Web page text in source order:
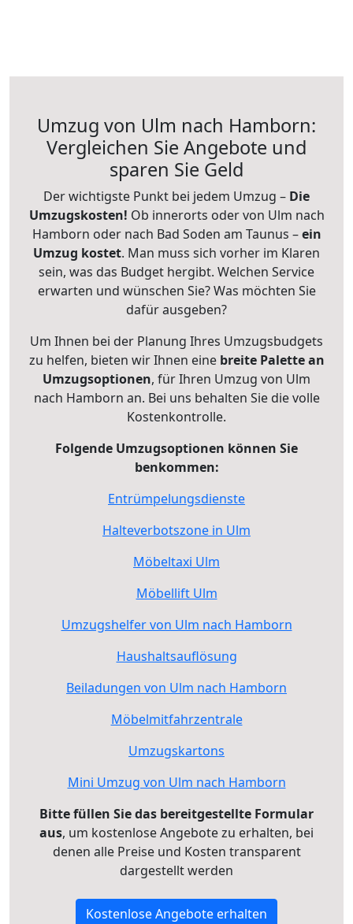
Umzug von Ulm nach Hamborn:
Vergleichen Sie Angebote und
sparen Sie Geld
Der wichtigste Punkt bei jedem Umzug – Die
Umzugskosten! Ob innerorts oder von Ulm nach
Hamborn oder nach Bad Soden am Taunus –ein
Umzug kostet. Man muss sich vorher im Klaren
sein, was das Budget hergibt. Welchen Service
erwarten und wünschen Sie? Was möchten Sie
dafür ausgeben?
Um Ihnen bei der Planung Ihres Umzugsbudgets
zu helfen, bieten wir Ihnen eine breite Palette an
Umzugsoptionen, für Ihren Umzug von Ulm
nach Hamborn an. Bei uns behalten Sie die volle
Kostenkontrolle.
Folgende Umzugsoptionen können Sie
benkommen:
Entrümpelungsdienste
Halteverbotszone in Ulm
Möbeltaxi Ulm
Möbellift Ulm
Umzugshelfer von Ulm nach Hamborn
Haushaltsauflösung
Beiladungen von Ulm nach Hamborn
Möbelmitfahrzentrale
Umzugskartons
Mini Umzug von Ulm nach Hamborn
Bitte füllen Sie das bereitgestellte Formular
aus, um kostenlose Angebote zu erhalten, bei
denen alle Preise und Kosten transparent
dargestellt werden
Kostenlose Angebote erhalten